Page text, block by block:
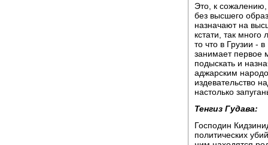
Это, к
без высшего
назначают на
кстати, так
то что в Грузии -
занимает первое
подыскать и
аджарским
издевательство
настолько
Тенгиз Гудава:
Господин
политических